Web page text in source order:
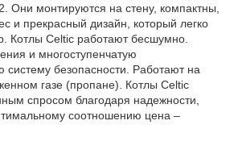
Они монтируются на стену, компактны,
и прекрасный дизайн, который легко
Котлы Celtic работают бесшумно.
и многоступенчатую
систему безопасности. Работают на
газе (пропане). Котлы Celtic
спросом благодаря надежности,
соотношению цена –